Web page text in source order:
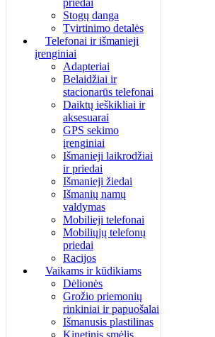
priedai
Stogų danga
Tvirtinimo detalės
Telefonai ir išmanieji
įrenginiai
Adapteriai
Belaidžiai ir
stacionarūs telefonai
Daiktų ieškikliai ir
aksesuarai
GPS sekimo
įrenginiai
Išmanieji laikrodžiai
ir priedai
Išmanieji žiedai
Išmanių namų
valdymas
Mobilieji telefonai
Mobiliųjų telefonų
priedai
Racijos
Vaikams ir kūdikiams
Dėlionės
Grožio priemonių
rinkiniai ir papuošalai
Išmanusis plastilinas
Kinetinis smėlis